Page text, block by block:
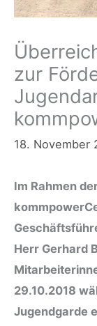
zur
18. November
Im Rahmen
Herr Gerhard
29.10.2018
Jugendgarde